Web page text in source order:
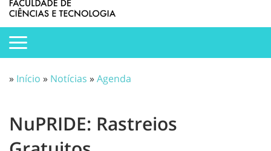
» Início » Notícias »Agenda
NuPRIDE: Rastreios